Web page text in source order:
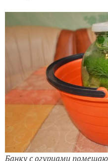
Банку с огурцами